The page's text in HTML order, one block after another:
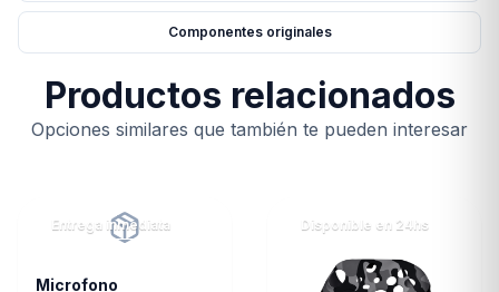
Componentes originales
Productos relacionados
Opciones similares que también te pueden interesar
Entrega inmediata
Microfono
Disponible en 24hs